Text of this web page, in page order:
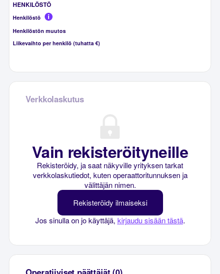
HENKILÖSTÖ
Henkilöstö
Henkilöstön muutos
Liikevaihto per henkilö (tuhatta €)
Verkkolaskutus
Vain rekisteröityneille
Rekisteröidy, ja saat näkyville yrityksen tarkat
verkkolaskutiedot, kuten operaattoritunnuksen ja
välittäjän nimen.
Rekisteröidy ilmaiseksi
Jos sinulla on jo käyttäjä, kirjaudu sisään tästä.